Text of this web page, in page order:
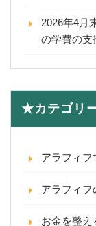
2026年4月
の学費の支
★カテゴリ
アラフィフ
アラフィフ
お金を整え